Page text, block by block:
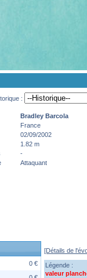
:
Bradley Barcola
France
02/09/2002
1.82 m
-
Attaquant
0 €
[Détails de
Légende :
valeur